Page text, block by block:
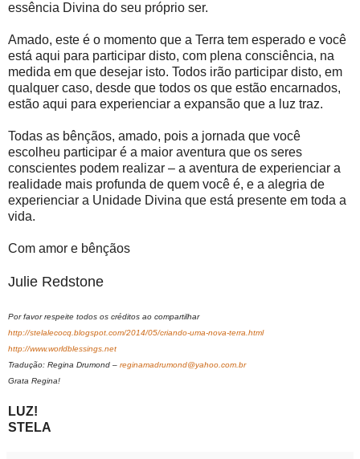
essência Divina do seu próprio ser.
Amado, este é o momento que a Terra tem esperado e você
está aqui para participar disto, com plena consciência, na
medida em que desejar isto. Todos irão participar disto, em
qualquer caso, desde que todos os que estão encarnados,
estão aqui para experienciar a expansão que a luz traz.
Todas as bênçãos, amado, pois a jornada que você
escolheu participar é a maior aventura que os seres
conscientes podem realizar – a aventura de experienciar a
realidade mais profunda de quem você é, e a alegria de
experienciar a Unidade Divina que está presente em toda a
vida.
Com amor e bênçãos
Julie Redstone
Por favor respeite todos os créditos ao compartilhar
http://stelalecocq.blogspot.com/2014/05/criando-uma-nova-terra.html
http://www.worldblessings.net
Tradução: Regina Drumond – reginamadrumond@yahoo.com.br
Grata Regina!
LUZ!
STELA